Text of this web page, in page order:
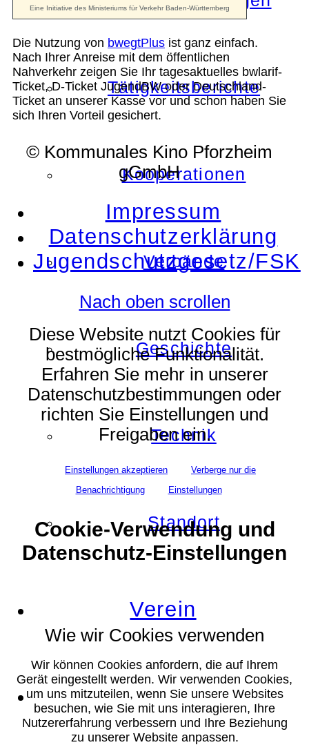
Tätigkeitsberichte
Kooperationen
Verbände
Geschichte
Technik
Standort
Verein
Suche
Die Nutzung von bwegtPlus ist ganz einfach.
Nach Ihrer Anreise mit dem öffentlichen
Nahverkehr zeigen Sie Ihr tagesaktuelles bwlarif-
Ticket, D-Ticket JugendBW oder Deutschland-
Ticket an unserer Kasse vor und schon haben Sie
sich Ihren Vorteil gesichert.
© Kommunales Kino Pforzheim
gGmbH
Impressum
Datenschutzerklärung
Jugendschutzgesetz/FSK
Nach oben scrollen
Diese Website nutzt Cookies für
bestmögliche Funktionalität.
Erfahren Sie mehr in unserer
Datenschutzbestimmungen oder
richten Sie Einstellungen und
Freigaben ein.
Einstellungen akzeptieren
Verberge nur die
Benachrichtigung
Einstellungen
Cookie-Verwendung und
Datenschutz-Einstellungen
Wie wir Cookies verwenden
Wir können Cookies anfordern, die auf Ihrem
Gerät eingestellt werden. Wir verwenden Cookies,
um uns mitzuteilen, wenn Sie unsere Websites
besuchen, wie Sie mit uns interagieren, Ihre
Nutzererfahrung verbessern und Ihre Beziehung
zu unserer Website anpassen.